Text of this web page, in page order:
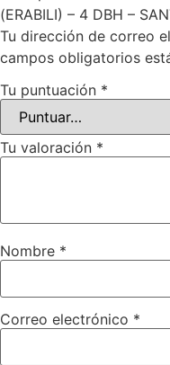
(ERABILI) – 4 DBH –
Tu dirección de correo
campos obligatorios
Tu puntuación *
Tu valoración *
Nombre *
Correo electrónico *